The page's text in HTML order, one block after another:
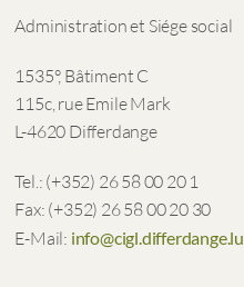
Administration et Siége social
1535°, Bâtiment C
115c, rue Emile Mark
L-4620 Differdange
Tel.: (+352) 26 58 00 20 1
Fax: (+352) 26 58 00 20 30
E-Mail: info@cigl.differdange.lu